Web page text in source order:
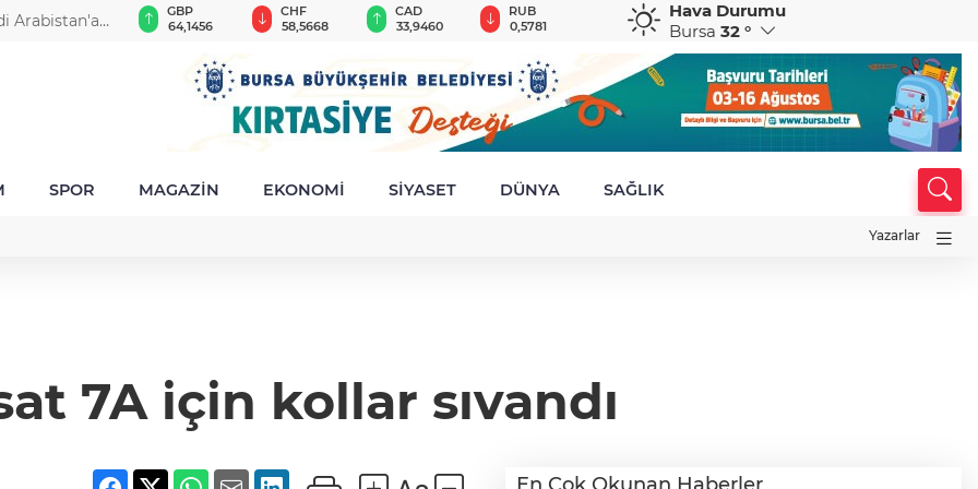
Arabistan'a
EUR
54,9537
GBP
64,1456
CHF
58,5668
CAD
33,9460
RUB
0,5781
AED
12,9551
AUD
33,4574
Hava Durumu
Bursa 32 °
SPOR MAGAZİN EKONOMİ SİYASET DÜNYA SAĞLIK
Yazarlar
7A için kollar sıvandı
En Çok Okunan Haberler